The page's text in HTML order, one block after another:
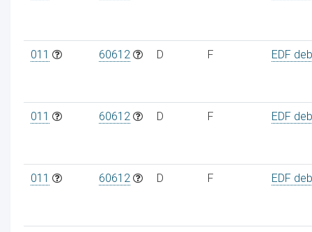
011 60612 D F EDF
011 60612 D F EDF
011 60612 D F EDF